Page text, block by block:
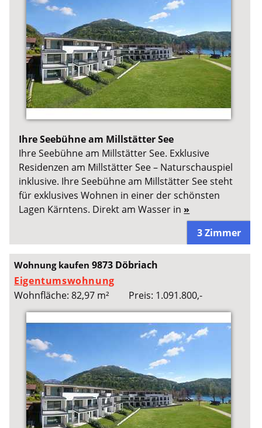
Ihre Seebühne am Millstätter See
Ihre Seebühne am Millstätter See. Exklusive
Residenzen am Millstätter See – Naturschauspiel
inklusive. Ihre Seebühne am Millstätter See steht
für exklusives Wohnen in einer der schönsten
Lagen Kärntens. Direkt am Wasser in »
3 Zimmer
Wohnung kaufen9873 Döbriach
Eigentumswohnung
Wohnfläche: 82,97 m²
Preis: 1.091.800,-